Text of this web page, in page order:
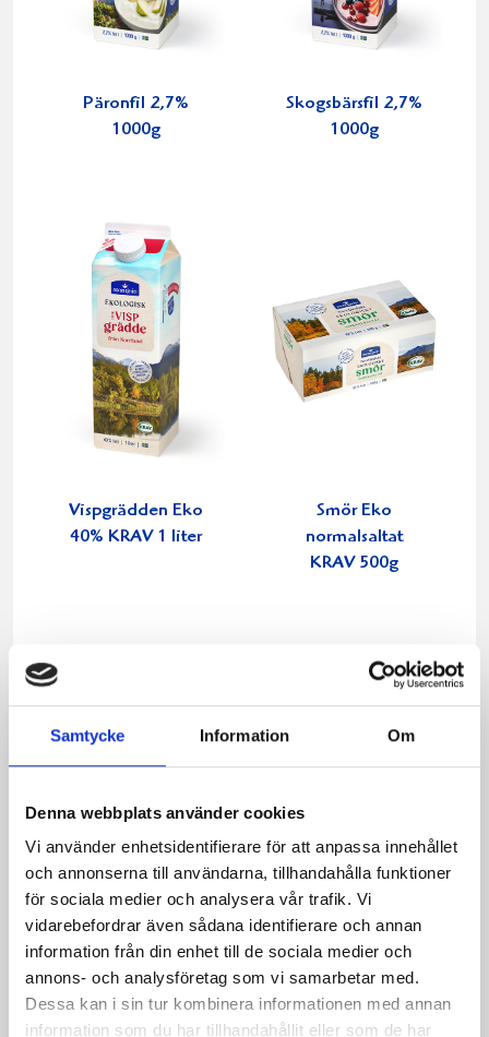
Samtycke Information Om
Denna webbplats använder cookies
Vi använder enhetsidentifierare för att anpassa innehållet
och annonserna till användarna, tillhandahålla funktioner
för sociala medier och analysera vår trafik. Vi
vidarebefordrar även sådana identifierare och annan
information från din enhet till de sociala medier och
annons- och analysföretag som vi samarbetar med.
Dessa kan i sin tur kombinera informationen med annan
information som du har tillhandahållit eller som de har
Päronfil 2,7%
1000g
Skogsbärsfil 2,7%
1000g
Vispgrädden Eko
40% KRAV 1 liter
Smör Eko
normalsaltat
KRAV 500g
Köksgrädde
Laktosfri 30% 1
liter
Vispgrädde 36%
laktosfri 3dl